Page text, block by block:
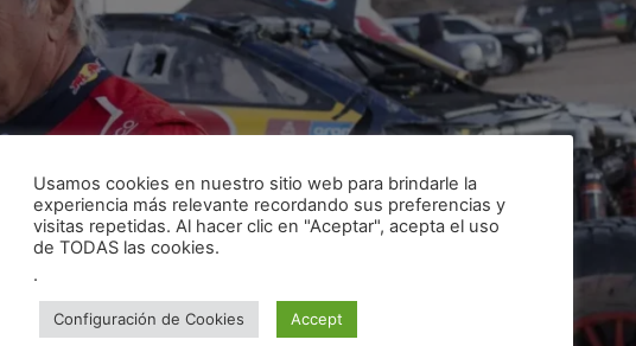
Usamos cookies en nuestro sitio web para brindarle la
experiencia más relevante recordando sus preferencias y
visitas repetidas. Al hacer clic en "Aceptar", acepta el uso
de TODAS las cookies.
.
Configuración de Cookies Accept